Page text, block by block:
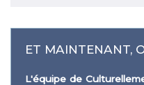
ET MAINTENANT,
L'équipe de